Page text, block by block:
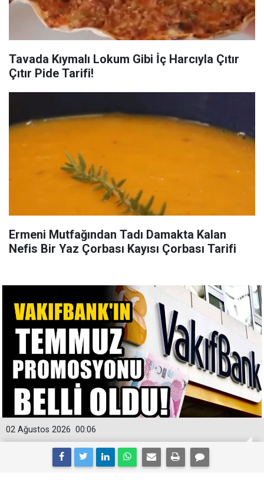
Tavada Kıymalı Lokum Gibi İç Harcıyla Çıtır
Çıtır Pide Tarifi!
Ermeni Mutfağından Tadı Damakta Kalan
Nefis Bir Yaz Çorbası Kayısı Çorbası Tarifi
00:06
02 Ağustos 2026